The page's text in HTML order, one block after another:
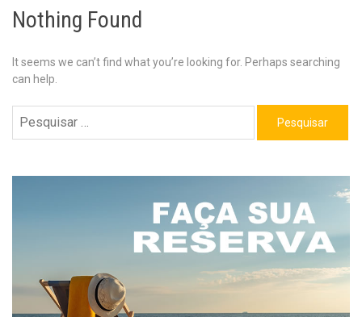
Nothing Found
It seems we can’t find what you’re looking for. Perhaps searching
can help.
por: